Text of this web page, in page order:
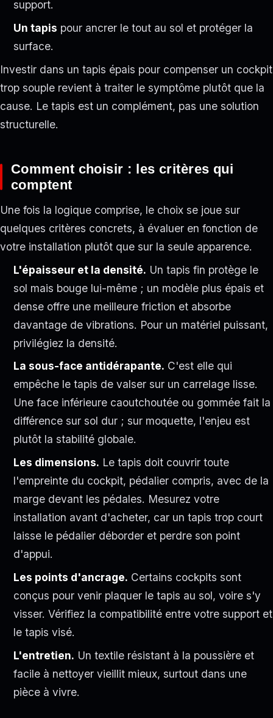
support.
Un tapis pour ancrer le tout au sol et protéger la
surface.
Investir dans un tapis épais pour compenser un cockpit
trop souple revient à traiter le symptôme plutôt que la
cause. Le tapis est un complément, pas une solution
structurelle.
Comment choisir : les critères qui
comptent
Une fois la logique comprise, le choix se joue sur
quelques critères concrets, à évaluer en fonction de
votre installation plutôt que sur la seule apparence.
L'épaisseur et la densité. Un tapis fin protège le
sol mais bouge lui-même ; un modèle plus épais et
dense offre une meilleure friction et absorbe
davantage de vibrations. Pour un matériel puissant,
privilégiez la densité.
La sous-face antidérapante. C'est elle qui
empêche le tapis de valser sur un carrelage lisse.
Une face inférieure caoutchoutée ou gommée fait la
différence sur sol dur ; sur moquette, l'enjeu est
plutôt la stabilité globale.
Les dimensions. Le tapis doit couvrir toute
l'empreinte du cockpit, pédalier compris, avec de la
marge devant les pédales. Mesurez votre
installation avant d'acheter, car un tapis trop court
laisse le pédalier déborder et perdre son point
d'appui.
Les points d'ancrage. Certains cockpits sont
conçus pour venir plaquer le tapis au sol, voire s'y
visser. Vérifiez la compatibilité entre votre support et
le tapis visé.
L'entretien. Un textile résistant à la poussière et
facile à nettoyer vieillit mieux, surtout dans une
pièce à vivre.